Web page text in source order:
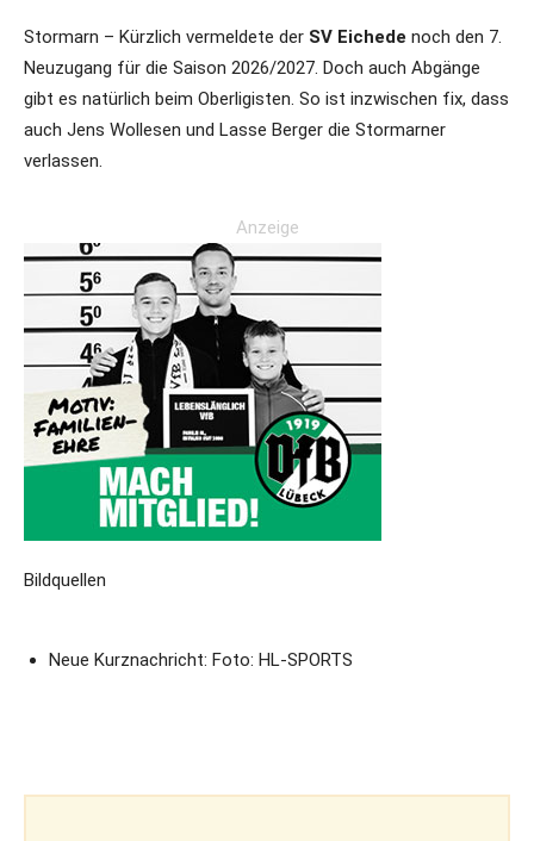
Stormarn – Kürzlich vermeldete der SV Eichede noch den 7.
Neuzugang für die Saison 2026/2027. Doch auch Abgänge
gibt es natürlich beim Oberligisten. So ist inzwischen fix, dass
auch Jens Wollesen und Lasse Berger die Stormarner
verlassen.
Anzeige
Bildquellen
Neue Kurznachricht: Foto: HL-SPORTS